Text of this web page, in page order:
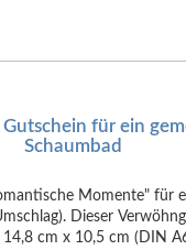
für ein
Schaumbad
Momente" für
Dieser
14,8 cm x 10,5 cm (DIN